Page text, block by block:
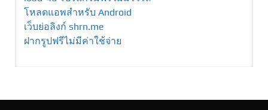
โหลดแอพสำหรับ Android
เว็บย่อลิงก์ shrn.me
ฝากรูปฟรีไม่มีค่าใช้จ่าย